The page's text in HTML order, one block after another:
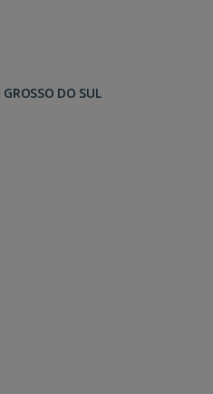
DO SUL